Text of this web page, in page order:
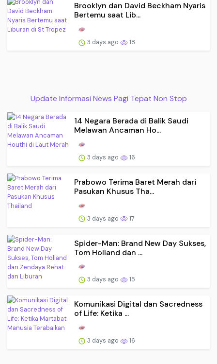
Brooklyn dan David Beckham Nyaris
Bertemu saat Lib...
3 days ago 18
Update Informasi News Pagi Tepat Non Stop
14 Negara Berada di Balik Saudi
Melawan Ancaman Ho...
3 days ago 16
Prabowo Terima Baret Merah dari
Pasukan Khusus Tha...
3 days ago 17
Spider-Man: Brand New Day Sukses,
Tom Holland dan ...
3 days ago 15
Komunikasi Digital dan Sacredness
of Life: Ketika ...
3 days ago 16